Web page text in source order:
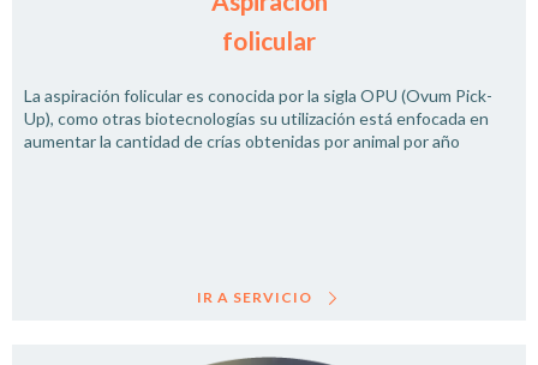
folicular
La aspiración folicular es conocida por la sigla OPU (Ovum Pick-
Up), como otras biotecnologías su utilización está enfocada en
aumentar la cantidad de crías obtenidas por animal por año
IR A SERVICIO